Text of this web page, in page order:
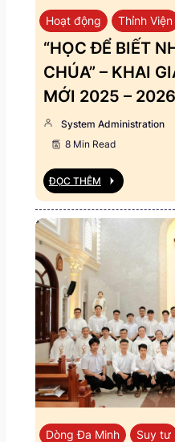
Hoạt động Thỉnh Viện
“HỌC ĐỂ BIẾT
CHÚA” – KHAI
MỚI 2025 – 2026
System Administration
8 Min Read
ĐỌC THÊM
Dòng Đa Minh Suy tư